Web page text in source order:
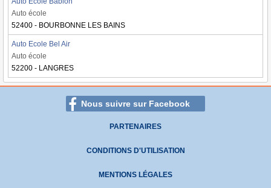
Auto école
52400 - BOURBONNE LES BAINS
Auto Ecole Bel Air
Auto école
52200 - LANGRES
Nous suivre sur Facebook
PARTENAIRES
CONDITIONS D'UTILISATION
MENTIONS LÉGALES